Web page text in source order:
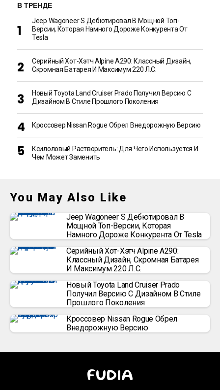
В ТРЕНДЕ
Jeep Wagoneer S Дебютировал В Мощной Топ-
Версии, Которая Намного Дороже Конкурента От
Tesla
Серийный Хот-Хэтч Alpine A290: Классный Дизайн,
Скромная Батарея И Максимум 220 Л.с.
Новый Toyota Land Cruiser Prado Получил Версию С
Дизайном В Стиле Прошлого Поколения
Кроссовер Nissan Rogue Обрел Внедорожную Версию
Ксилоловый Растворитель: Для Чего Используется И
Чем Может Заменить
You May Also Like
Jeep Wagoneer S Дебютировал В
Мощной Топ-Версии, Которая
Намного Дороже Конкурента От Tesla
Серийный Хот-Хэтч Alpine A290:
Классный Дизайн, Скромная Батарея
И Максимум 220 Л.с.
Новый Toyota Land Cruiser Prado
Получил Версию С Дизайном В Стиле
Прошлого Поколения
Кроссовер Nissan Rogue Обрел
Внедорожную Версию
FUDIA